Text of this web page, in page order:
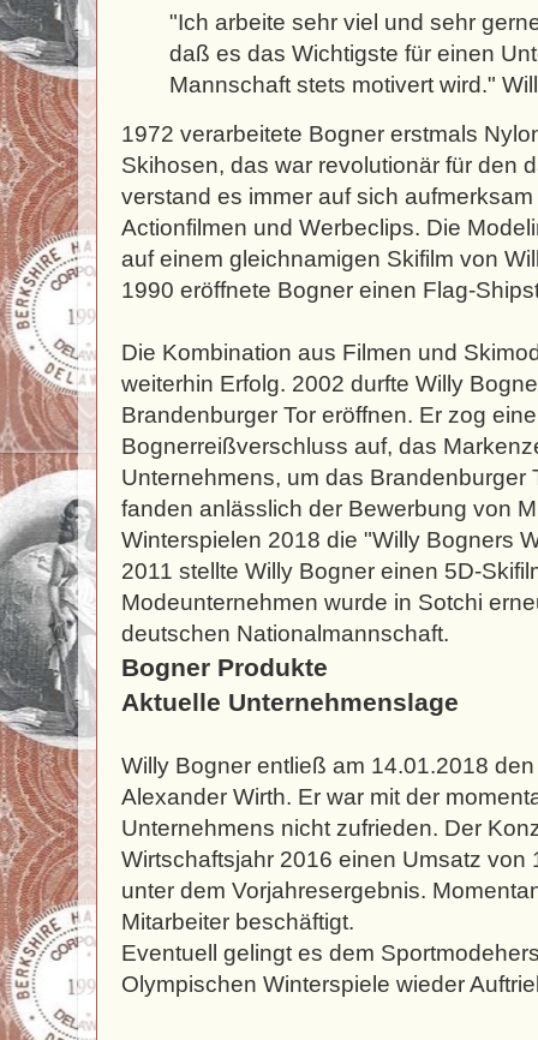
"Ich arbeite sehr viel und sehr
daß es das Wichtigste für einen
Mannschaft stets motivert wird."
1972 verarbeitete Bogner erstmals
Skihosen, das war revolutionär für den
verstand es immer auf sich
Actionfilmen und Werbeclips. Die
auf einem gleichnamigen Skifilm von
1990 eröffnete Bogner einen Flag-
Die Kombination aus Filmen und
weiterhin Erfolg. 2002 durfte Willy
Brandenburger Tor eröffnen. Er zog
Bognerreißverschluss auf, das
Unternehmens, um das Brandenburger
fanden anlässlich der Bewerbung von
Winterspielen 2018 die "Willy Bogners
2011 stellte Willy Bogner einen 5D-
Modeunternehmen wurde in Sotchi
deutschen Nationalmannschaft.
Bogner Produkte
Aktuelle Unternehmenslage
Willy Bogner entließ am 14.01.2018
Alexander Wirth. Er war mit der
Unternehmens nicht zufrieden. Der
Wirtschaftsjahr 2016 einen Umsatz von
unter dem Vorjahresergebnis.
Mitarbeiter beschäftigt.
Eventuell gelingt es dem
Olympischen Winterspiele wieder